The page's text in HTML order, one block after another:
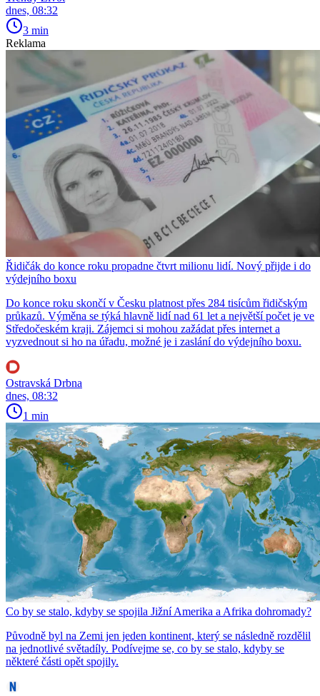
dnes, 08:32
3 min
Reklama
Řidičák do konce roku propadne čtvrt milionu lidí. Nový přijde i do
výdejního boxu
Do konce roku skončí v Česku platnost přes 284 tisícům řidičským
průkazů. Výměna se týká hlavně lidí nad 61 let a největší počet je ve
Středočeském kraji. Zájemci si mohou zažádat přes internet a
vyzvednout si ho na úřadu, možné je i zaslání do výdejního boxu.
Ostravská Drbna
dnes, 08:32
1 min
Co by se stalo, kdyby se spojila Jižní Amerika a Afrika dohromady?
Původně byl na Zemi jen jeden kontinent, který se následně rozdělil
na jednotlivé světadíly. Podívejme se, co by se stalo, kdyby se
některé části opět spojily.